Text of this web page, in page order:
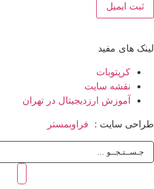
لینک های مفید
کرپتوبات
نقشه سایت
آموزش ارزدیجیتال در تهران
طراحی سایت : فراوبمستر